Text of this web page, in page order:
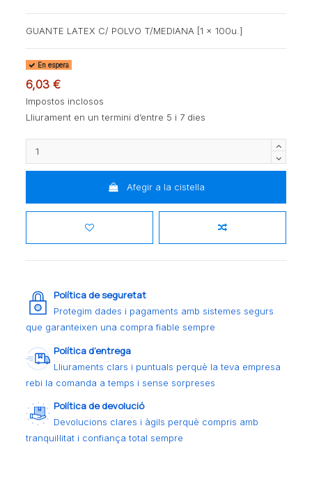
GUANTE LATEX C/ POLVO T/MEDIANA [1 x 100u.]
En espera
6,03 €
Impostos inclosos
Lliurament en un termini d’entre 5 i 7 dies
Afegir a la cistella
Política de seguretat
Protegim dades i pagaments amb sistemes segurs
que garanteixen una compra fiable sempre
Política d’entrega
Lliuraments clars i puntuals perquè la teva empresa
rebi la comanda a temps i sense sorpreses
Política de devolució
Devolucions clares i àgils perquè compris amb
tranquil·litat i confiança total sempre